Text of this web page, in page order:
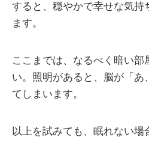
すると、穏やかで幸せな気持
ます。
ここまでは、なるべく暗い部
い。照明があると、脳が「あ
てしまいます。
以上を試みても、眠れない場